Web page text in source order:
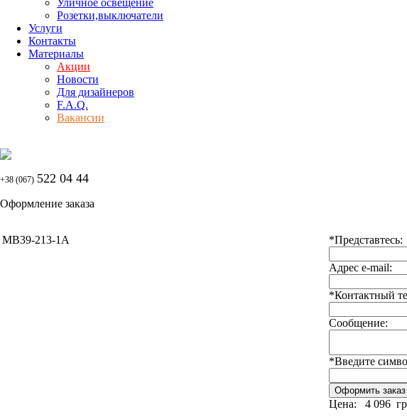
Уличное освещение
Розетки,выключатели
Услуги
Контакты
Материалы
Акции
Новости
Для дизайнеров
F.A.Q.
Вакансии
+38 (067) 522 04 44
Оформление заказа
MB39-213-1A *Представтесь:
Адрес e-mail:
*Контактный
Сообщение:
*Введите
Цена: 4 096